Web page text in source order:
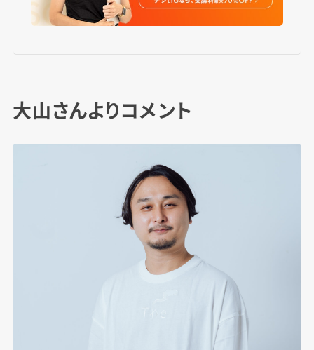
大山さんよりコメント